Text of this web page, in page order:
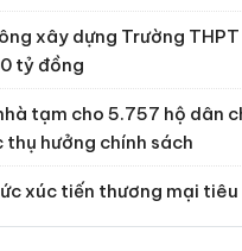
xây dựng Trường THPT
tỷ đồng
tạm cho 5.757 hộ dân
hưởng chính sách
xúc tiến thương mại